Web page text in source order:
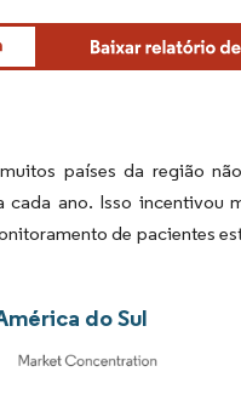
países da região
ano. Isso incentivou
de pacientes
do Sul